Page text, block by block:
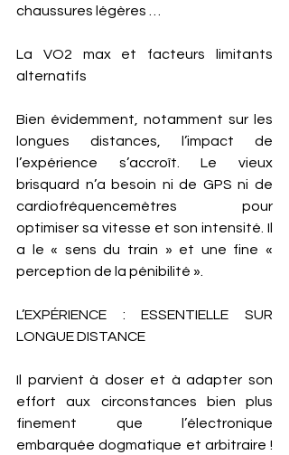
chaussures légères …
La VO2 max et facteurs limitants
alternatifs
Bien évidemment, notamment sur les
longues distances, l’impact de
l’expérience s’accroît. Le vieux
brisquard n’a besoin ni de GPS ni de
cardiofréquencemètres pour
optimiser sa vitesse et son intensité. Il
a le « sens du train » et une fine «
perception de la pénibilité ».
L’EXPÉRIENCE : ESSENTIELLE SUR
LONGUE DISTANCE
Il parvient à doser et à adapter son
effort aux circonstances bien plus
finement que l’électronique
embarquée dogmatique et arbitraire !